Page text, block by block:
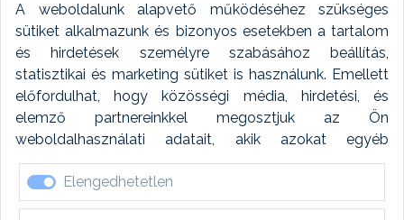
A weboldalunk alapvető működéséhez szükséges
sütiket alkalmazunk és bizonyos esetekben a tartalom
és hirdetések személyre szabásához beállítás,
statisztikai és marketing sütiket is használunk. Emellett
előfordulhat, hogy közösségi média, hirdetési, és
elemző partnereinkkel megosztjuk az Ön
weboldalhasználati adatait, akik azokat egyéb
forrásokból gyűjtött adatokkal kombinálhatják. A sütik
elfogadásával kapcsolatosan naplózást végzünk és
ezen adatokat 6 hónap után automatikusan töröljük. A
Elengedhetetlen
Fényképtár extra modul
Autómosó modul
Feladatütemezés